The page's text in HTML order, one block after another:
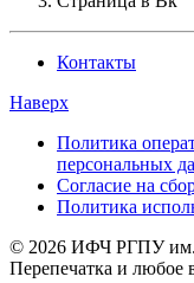
Контакты
Наверх
Политика
персональных
Согласие на
Политика
© 2026 ИФЧ РГПУ им.
Перепечатка и любое